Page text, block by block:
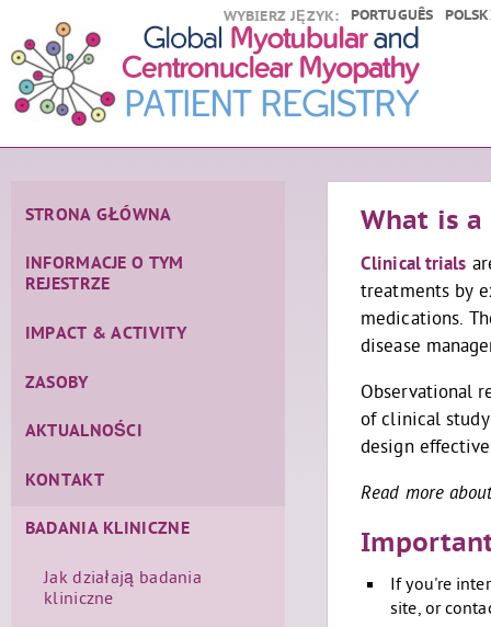
WYBIERZ JĘZYK: PORTUGUÊS
STRONA GŁÓWNA
INFORMACJE O TYM
REJESTRZE
IMPACT & ACTIVITY
ZASOBY
AKTUALNOŚCI
KONTAKT
BADANIA KLINICZNE
Jak działają badania
kliniczne
What is
Clinical trials
treatments by
medications.
disease
Observational
of clinical
design
Read more
If you're
site, or